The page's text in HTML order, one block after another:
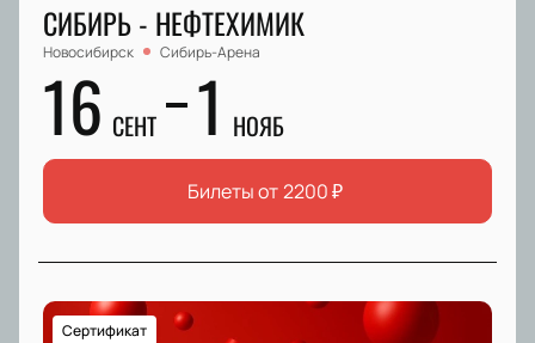
СИБИРЬ - НЕФТЕХИМИК
Новосибирск Сибирь-Арена
16 СЕНТ 1 НОЯБ
Билеты от2200₽
Сертификат